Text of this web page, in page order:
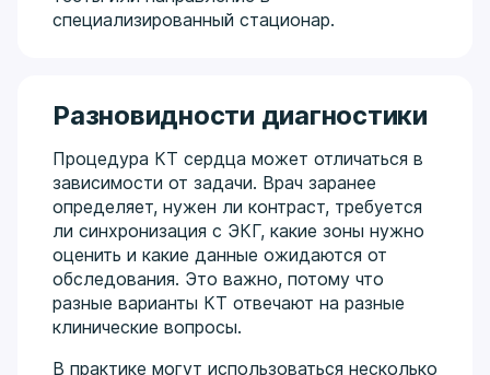
специализированный стационар.
Разновидности диагностики
Процедура КТ сердца может отличаться в
зависимости от задачи. Врач заранее
определяет, нужен ли контраст, требуется
ли синхронизация с ЭКГ, какие зоны нужно
оценить и какие данные ожидаются от
обследования. Это важно, потому что
разные варианты КТ отвечают на разные
клинические вопросы.
В практике могут использоваться несколько